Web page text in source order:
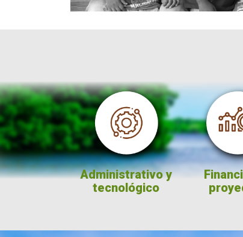
Administrativo y
tecnológico
Financiero y
proyectos